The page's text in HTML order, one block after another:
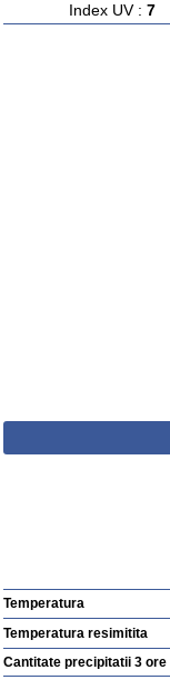
Index UV : 7
Temperatura
Temperatura resimitita
Cantitate precipitatii 3 ore